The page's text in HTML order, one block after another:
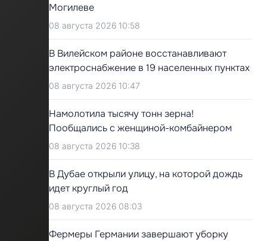
Могилеве
08 августа 2026 10:58
В Вилейском районе восстанавливают
электроснабжение в 19 населенных пунктах
08 августа 2026 10:47
Намолотила тысячу тонн зерна!
Пообщались с женщиной-комбайнером
08 августа 2026 10:38
В Дубае открыли улицу, на которой дождь
идет круглый год
08 августа 2026 08:03
Фермеры Германии завершают уборку